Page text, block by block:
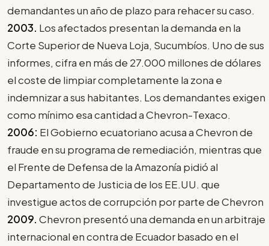
demandantes un año de plazo para rehacer su caso.
2003. Los afectados presentan la demanda en la
Corte Superior de Nueva Loja, Sucumbíos. Uno de sus
informes, cifra en más de 27.000 millones de dólares
el coste de limpiar completamente la zona e
indemnizar a sus habitantes. Los demandantes exigen
como mínimo esa cantidad a Chevron-Texaco.
2006: El Gobierno ecuatoriano acusa a Chevron de
fraude en su programa de remediación, mientras que
el Frente de Defensa de la Amazonía pidió al
Departamento de Justicia de los EE.UU. que
investigue actos de corrupción por parte de Chevron
2009. Chevron presentó una demanda en un arbitraje
internacional en contra de Ecuador basado en el